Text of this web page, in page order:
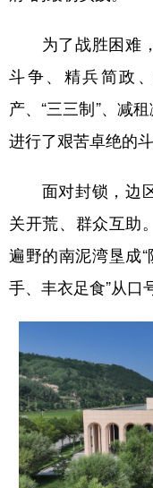
为了战胜困难，
斗争、精兵简政
产、“三三制”、减
进行了艰苦卓绝的斗
面对封锁，边区
关开荒、群众互助
遍野的南泥湾垦成“
手、丰衣足食”从口